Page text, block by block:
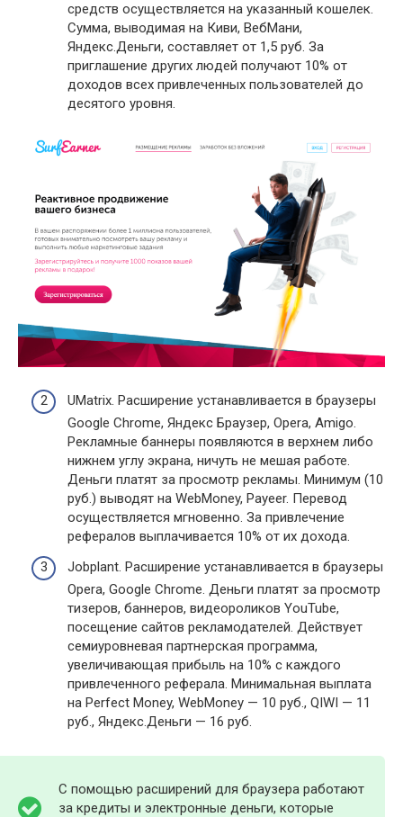
средств осуществляется на указанный кошелек.
Сумма, выводимая на Киви, ВебМани,
Яндекс.Деньги, составляет от 1,5 руб. За
приглашение других людей получают 10% от
доходов всех привлеченных пользователей до
десятого уровня.
UMatrix. Расширение устанавливается в браузеры
Google Chrome, Яндекс Браузер, Opera, Amigo.
Рекламные баннеры появляются в верхнем либо
нижнем углу экрана, ничуть не мешая работе.
Деньги платят за просмотр рекламы. Минимум (10
руб.) выводят на WebMoney, Payeer. Перевод
осуществляется мгновенно. За привлечение
рефералов выплачивается 10% от их дохода.
Jobplant. Расширение устанавливается в браузеры
Opera, Google Chrome. Деньги платят за просмотр
тизеров, баннеров, видеороликов YouTube,
посещение сайтов рекламодателей. Действует
семиуровневая партнерская программа,
увеличивающая прибыль на 10% с каждого
привлеченного реферала. Минимальная выплата
на Perfect Money, WebMoney — 10 руб., QIWI — 11
руб., Яндекс.Деньги — 16 руб.
С помощью расширений для браузера работают
за кредиты и электронные деньги, которые